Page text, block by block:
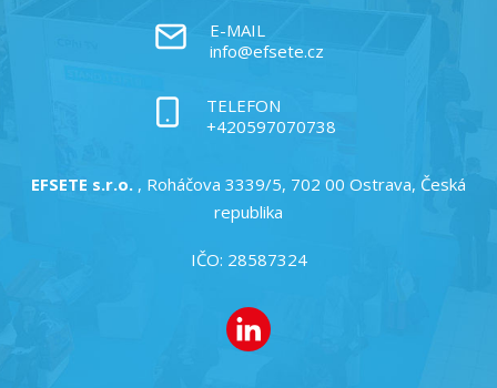
E-MAIL
info@efsete.cz
TELEFON
+420597070738
EFSETE s.r.o. , Roháčova 3339/5, 702 00 Ostrava, Česká
republika
IČO: 28587324